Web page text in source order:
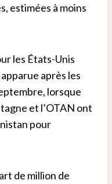
estimées à moins
les États-Unis
après les
lorsque
et l’OTAN ont
pour
de million de